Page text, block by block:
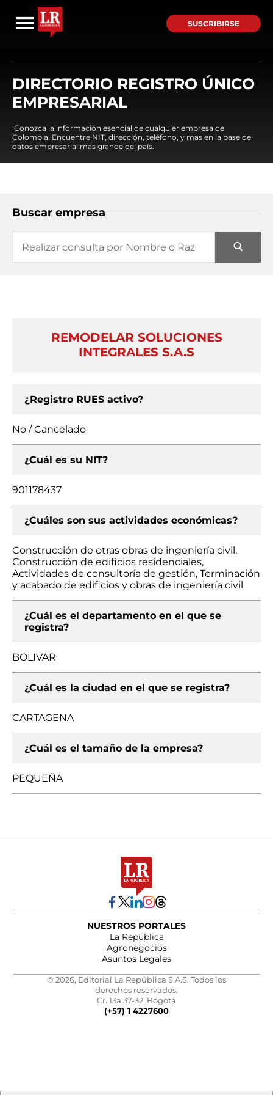
SUSCRIBIRSE
DIRECTORIO REGISTRO ÚNICO
EMPRESARIAL
¡Conozca la información esencial de cualquier empresa de
Colombia! Encuentre NIT, dirección, teléfono, y mas en la base de
datos empresarial mas grande del país.
Buscar empresa
REMODELAR SOLUCIONES
INTEGRALES S.A.S
¿Registro RUES activo?
No / Cancelado
¿Cuál es su NIT?
901178437
¿Cuáles son sus actividades económicas?
Construcción de otras obras de ingeniería civil,
Construcción de edificios residenciales,
Actividades de consultoría de gestión, Terminación
y acabado de edificios y obras de ingeniería civil
¿Cuál es el departamento en el que se
registra?
BOLIVAR
¿Cuál es la ciudad en el que se registra?
CARTAGENA
¿Cuál es el tamaño de la empresa?
PEQUEÑA
NUESTROS PORTALES
La República
Agronegocios
Asuntos Legales
© 2026, Editorial La República S.A.S. Todos los
derechos reservados.
Cr. 13a 37-32, Bogotá
(+57) 1 4227600